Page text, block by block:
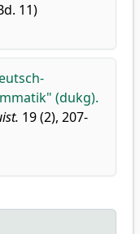
11)
(dukg).
19 (2), 207-